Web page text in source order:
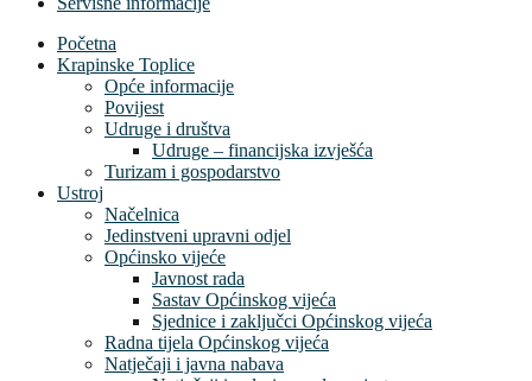
Početna
Krapinske Toplice
Opće informacije
Povijest
Udruge i društva
Udruge – financijska izvješća
Turizam i gospodarstvo
Ustroj
Načelnica
Jedinstveni upravni odjel
Općinsko vijeće
Javnost rada
Sastav Općinskog vijeća
Sjednice i zaključci Općinskog vijeća
Radna tijela Općinskog vijeća
Natječaji i javna nabava